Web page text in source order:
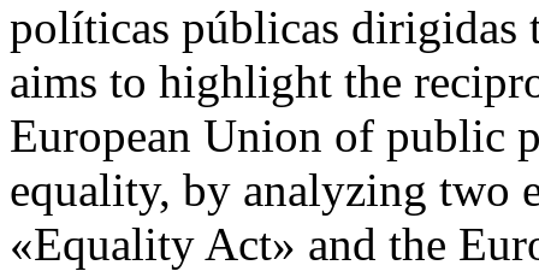
políticas públicas dirigidas
aims to highlight the
European Union of public
equality, by analyzing two
«Equality Act» and the